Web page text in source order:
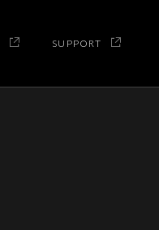
SUPPORT